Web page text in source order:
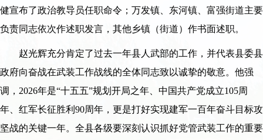
健宣布了政治教导员任职命令；万发镇、东河镇、富强街道主要
负责同志依次作述职发言，其他乡镇（街道）作书面述职。
赵光辉充分肯定了过去一年县人武部的工作，并代表县委县
政府向奋战在武装工作战线的全体同志致以诚挚的敬意。他强
调，2026年是“十五五”规划开局之年、中国共产党成立105周
年、红军长征胜利90周年，更是打好实现建军一百年奋斗目标攻
坚战的关键一年。全县各级要深刻认识抓好党管武装工作的重要